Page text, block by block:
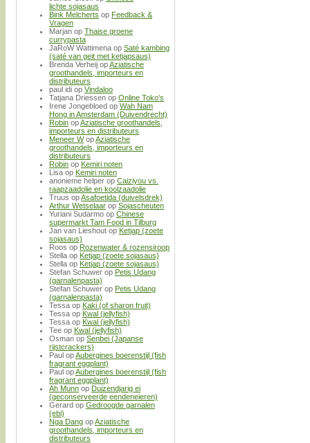
lichte sojasaus
Bink Melcherts op Feedback &
Vragen
Marjan op Thaise groene
currypasta
JaRoW Wattimena op Saté kambing
(saté van geit met ketjapsaus)
Brenda Verheij opAziatische
groothandels, importeurs en
distributeurs
paul idi op Vindaloo
Tatjana Driessen op Online Toko’s
Irene Jongebloed op Wah Nam
Hong in Amsterdam (Duivendrecht)
Robin opAziatische groothandels,
importeurs en distributeurs
Meneer WopAziatische
groothandels, importeurs en
distributeurs
Robin op Kemiri noten
Lisa op Kemiri noten
anonieme helper op Caiziyou vs.
raapzaadolie en koolzaadolie
Truus opAsafoetida (duivelsdrek)
Arthur Wetselaar op Sojascheuten
Yuriani Sudarmo op Chinese
supermarkt Tam Food in Tilburg
Jan van Lieshout op Ketjap (zoete
sojasaus)
Roos op Rozenwater & rozensiroop
Stella op Ketjap (zoete sojasaus)
Stella op Ketjap (zoete sojasaus)
Stefan Schuwer op Petis Udang
(garnalenpasta)
Stefan Schuwer op Petis Udang
(garnalenpasta)
Tessa op Kaki (of sharon fruit)
Tessa op Kwal (jellyfish)
Tessa op Kwal (jellyfish)
Tee op Kwal (jellyfish)
Osman op Senbei (Japanse
rijstcrackers)
Paul opAubergines boerenstijl (fish
fragrant eggplant)
Paul opAubergines boerenstijl (fish
fragrant eggplant)
Ah Munn op Duizendjarig ei
(geconserveerde eendeneieren)
Gerard op Gedroogde garnalen
(ebi)
Nga Dang opAziatische
groothandels, importeurs en
distributeurs